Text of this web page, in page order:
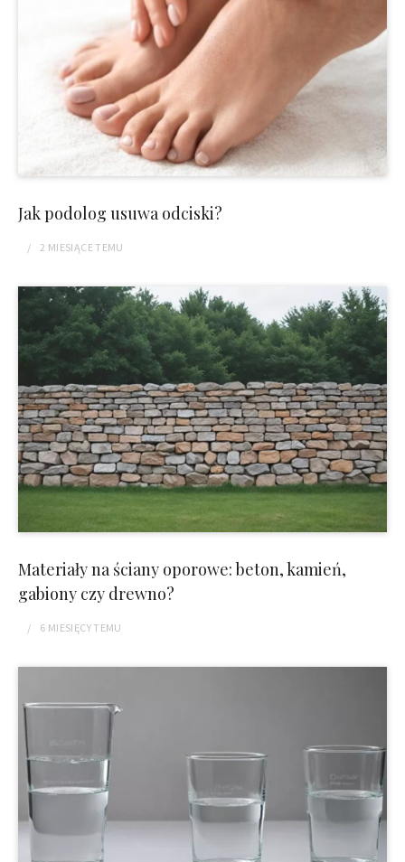
Jak podolog usuwa odciski?
2 MIESIĄCE TEMU
Materiały na ściany oporowe: beton, kamień,
gabiony czy drewno?
6 MIESIĘCYTEMU